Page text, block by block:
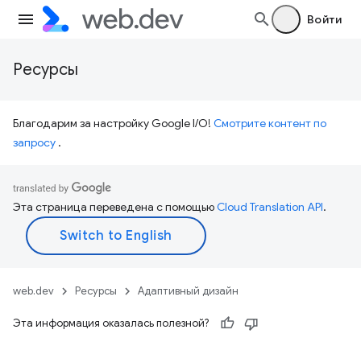
Войти
Ресурсы
Благодарим за настройку Google I/O! Смотрите контент по
запросу .
Эта страница переведена с помощьюCloud Translation API.
web.dev Ресурсы Адаптивный дизайн
Эта информация оказалась полезной?